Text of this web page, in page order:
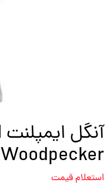
Woodpecker
استعلام قیمت